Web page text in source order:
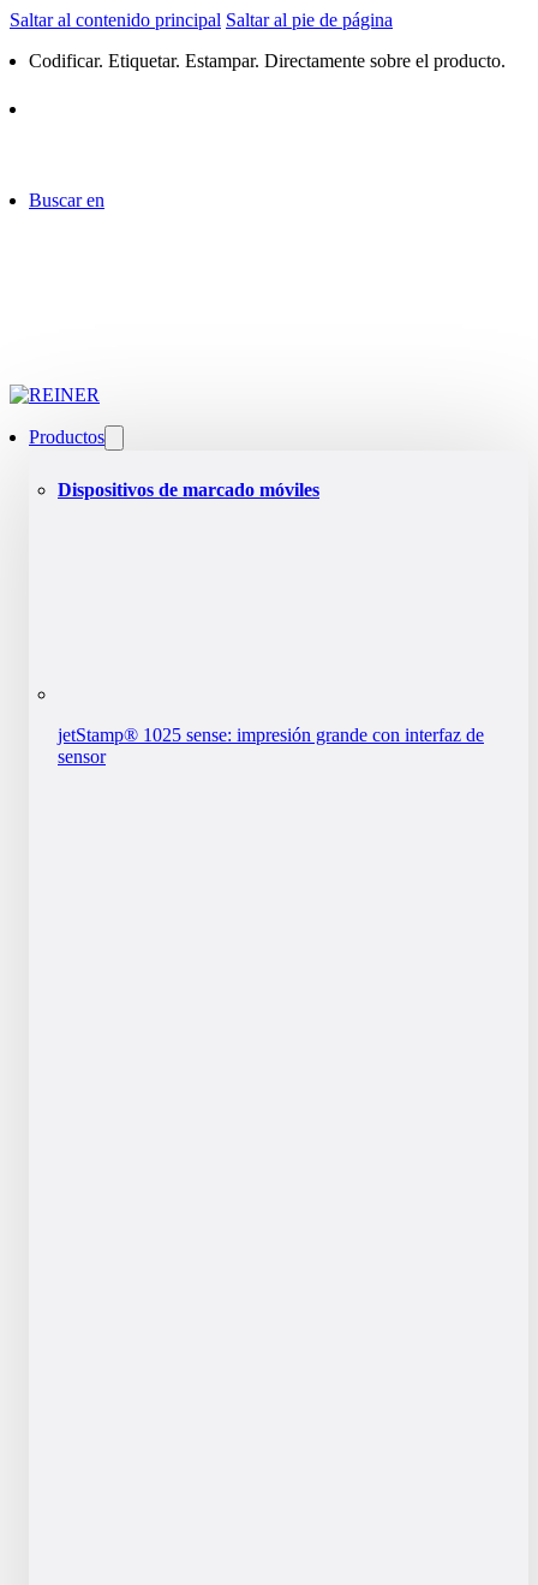
Saltar al contenido principal Saltar al pie de página
Codificar. Etiquetar. Estampar. Directamente sobre el producto.
Buscar en
Productos
Dispositivos de marcado móviles
jetStamp® 1025 sense: impresión grande con interfaz de
sensor